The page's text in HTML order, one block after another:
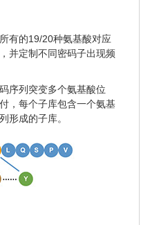
有的19/20种氨基酸对应
并定制不同密码子出现频
序列突变多个氨基酸位
，每个子库包含一个氨基
形成的子库。